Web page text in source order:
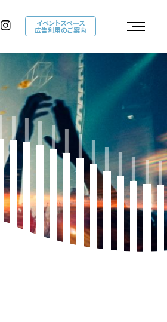
イベントスペース
広告利用のご案内